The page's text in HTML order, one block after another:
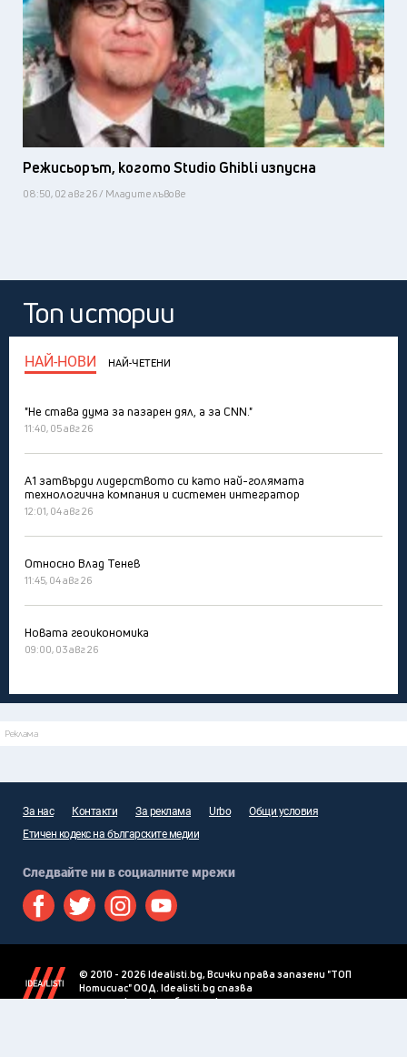
Режисьорът, когото Studio Ghibli изпусна
08:50, 02 авг 26 / Младите лъвове
Топ истории
НАЙ-НОВИ НАЙ-ЧЕТЕНИ
"Не става дума за пазарен дял, а за CNN."
11:40, 05 авг 26
А1 затвърди лидерството си като най-голямата
технологична компания и системен интегратор
12:01, 04 авг 26
Относно Влад Тенев
11:45, 04 авг 26
Новата геоикономика
09:00, 03 авг 26
Реклама
За нас Контакти За реклама Urbo
Общи условия
Етичен кодекс на българските медии
Следвайте ни в социалните мрежи
© 2010 - 2026 Idealisti.bg, Всички права запазени "ТОП
Нотисиас" ООД. Idealisti.bg спазва
етичния кодекс на българските медии.